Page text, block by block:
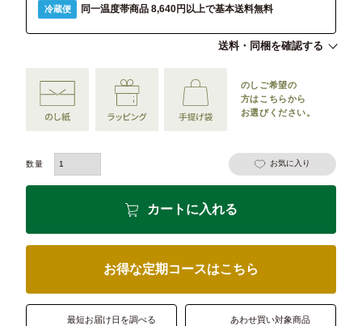
冷蔵便 同一温度帯商品 8,640円以上で基本送料無料
送料・同梱を確認する
のしご希望の
方はこちらから
お選びください。
お気に入り
カートに入れる
お得な定期コースはこちら
最短お届け日を調べる あわせ買い対象商品